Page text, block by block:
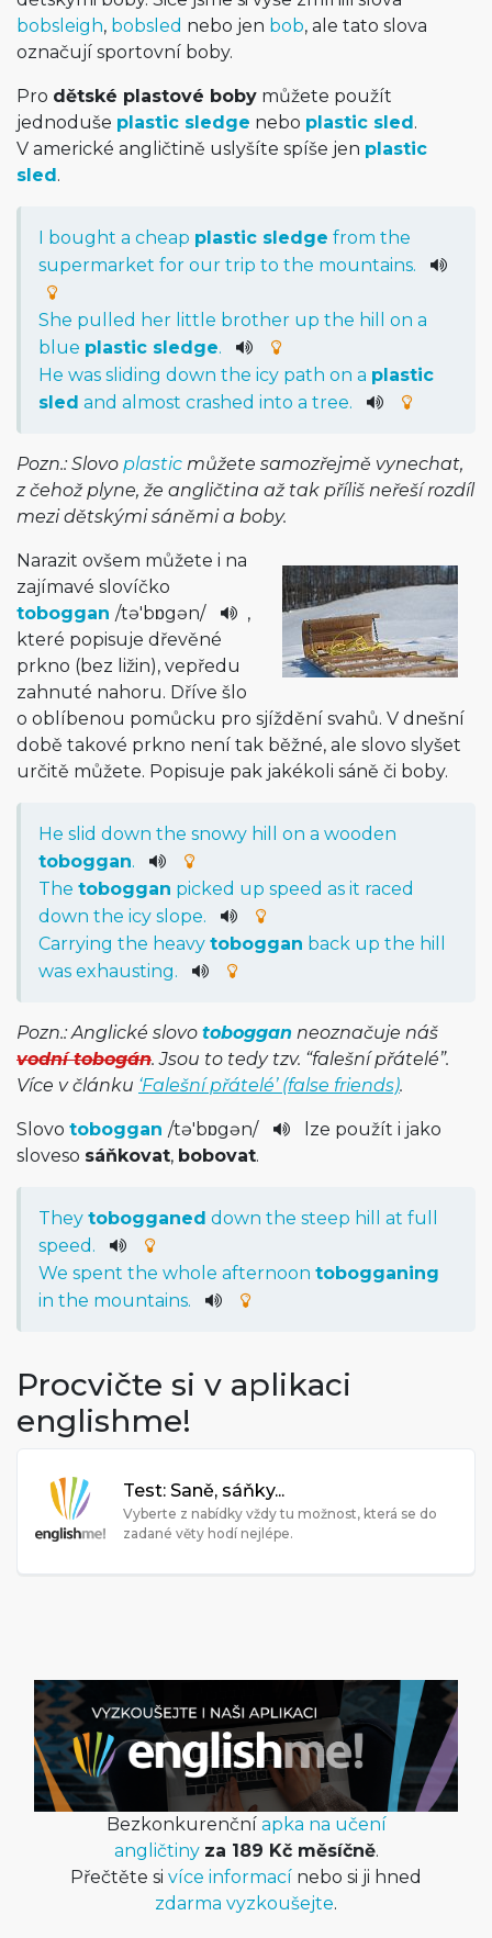
bobsleigh, bobsled nebo jen bob, ale tato slova
označují sportovní boby.
Pro dětské plastové boby můžete použít
jednoduše plastic sledge nebo plastic sled .
V americké angličtině uslyšíte spíše jen plastic
sled .
bought a cheap plastic sledge from the
supermarket for our trip to the mountains.
She pulled her little brother up the hill on a
blue plastic sledge.
He was sliding down the icy path on a plastic
sled and almost crashed into a tree.
Pozn.: Slovo plastic můžete samozřejmě vynechat,
z čehož plyne, že angličtina až tak příliš neřeší rozdíl
mezi dětskými sáněmi a boby.
Narazit ovšem můžete i na
zajímavé slovíčko
toboggan /tə'bɒgən­/
,
které popisuje dřevěné
prkno (bez ližin), vepředu
zahnuté nahoru. Dříve šlo
o oblíbenou pomůcku pro sjíždění svahů. V dnešní
době takové prkno není tak běžné, ale slovo slyšet
určitě můžete. Popisuje pak jakékoli sáně či boby.
He slid down the snowy hill on a wooden
toboggan.
The toboggan picked up speed as it raced
down the icy slope.
Carrying the heavy toboggan back up the hill
was exhausting.
Pozn.: Anglické slovo toboggan neoznačuje náš
vodní tobogán. Jsou to tedy tzv. “falešní přátelé”.
Více v článku ‘Falešní přátelé’ (false friends).
Slovo toboggan /tə'bɒgən­/
lze použít i jako
sloveso sáňkovat, bobovat.
They tobogganed down the steep hill at full
speed .
We spent the whole afternoon tobogganing
in the mountains.
Procvičte si v aplikaci
englishme!
Test: Saně, sáňky...
Vyberte z nabídky vždy tu možnost, která se do
zadané věty hodí nejlépe.
Bezkonkurenční apka na učení
angličtiny za 189 Kč měsíčně.
Přečtěte si více informací nebo si ji hned
zdarma vyzkoušejte.